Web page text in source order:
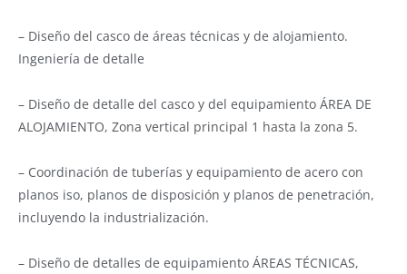
– Diseño del casco de áreas técnicas y de alojamiento.
Ingeniería de detalle
– Diseño de detalle del casco y del equipamiento ÁREA DE
ALOJAMIENTO, Zona vertical principal 1 hasta la zona 5.
– Coordinación de tuberías y equipamiento de acero con
planos iso, planos de disposición y planos de penetración,
incluyendo la industrialización.
– Diseño de detalles de equipamiento ÁREAS TÉCNICAS,